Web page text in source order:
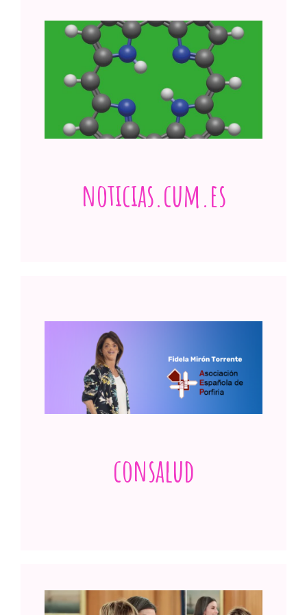
Congreso de Medicamentos huérfanos y
enfermedades raras en Sevilla: «La rara no
soy yo, es la enfermedad»
Ver publicación
noticias.cum.es
Es importante crear redes de apoyo y
coordinación entre pacientes y
profesionales
consalud